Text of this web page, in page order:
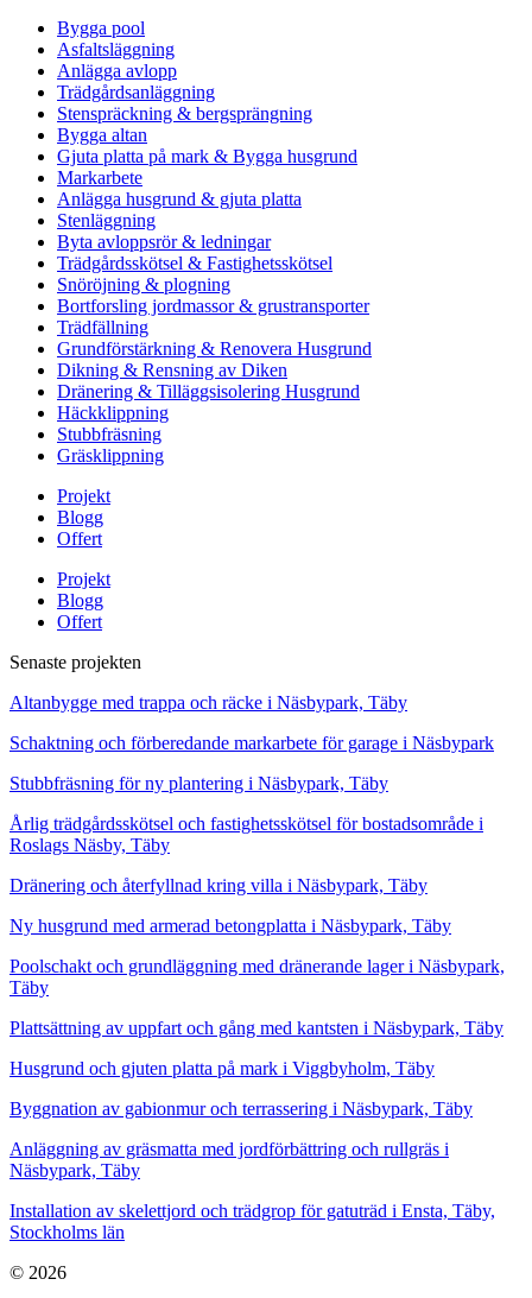
Bygga pool
Asfaltsläggning
Anlägga avlopp
Trädgårdsanläggning
Stenspräckning & bergsprängning
Bygga altan
Gjuta platta på mark & Bygga husgrund
Markarbete
Anlägga husgrund & gjuta platta
Stenläggning
Byta avloppsrör & ledningar
Trädgårdsskötsel & Fastighetsskötsel
Snöröjning & plogning
Bortforsling jordmassor & grustransporter
Trädfällning
Grundförstärkning & Renovera Husgrund
Dikning & Rensning av Diken
Dränering & Tilläggsisolering Husgrund
Häckklippning
Stubbfräsning
Gräsklippning
Projekt
Blogg
Offert
Projekt
Blogg
Offert
Senaste projekten
Altanbygge med trappa och räcke i Näsbypark, Täby
Schaktning och förberedande markarbete för garage i Näsbypark
Stubbfräsning för ny plantering i Näsbypark, Täby
Årlig trädgårdsskötsel och fastighetsskötsel för bostadsområde i
Roslags Näsby, Täby
Dränering och återfyllnad kring villa i Näsbypark, Täby
Ny husgrund med armerad betongplatta i Näsbypark, Täby
Poolschakt och grundläggning med dränerande lager i Näsbypark,
Täby
Plattsättning av uppfart och gång med kantsten i Näsbypark, Täby
Husgrund och gjuten platta på mark i Viggbyholm, Täby
Byggnation av gabionmur och terrassering i Näsbypark, Täby
Anläggning av gräsmatta med jordförbättring och rullgräs i
Näsbypark, Täby
Installation av skelettjord och trädgrop för gatuträd i Ensta, Täby,
Stockholms län
© 2026